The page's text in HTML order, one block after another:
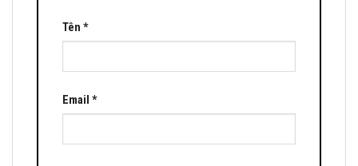
Tên *
Email *